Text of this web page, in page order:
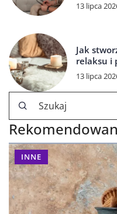
13 lipca
Jak
relaksu i
13 lipca
INNE